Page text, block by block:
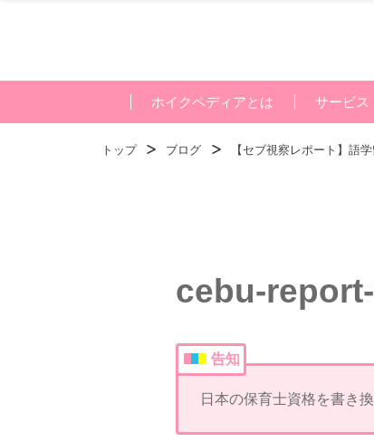
ホイクペディアとは サービス
トップ ブログ 【セブ視察レポート】語
cebu-
告知
日本の保育士資格を書き